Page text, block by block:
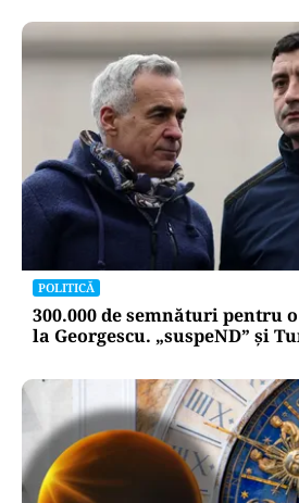
POLITICĂ
300.000 de semnături pentru
la Georgescu. „suspeND” și